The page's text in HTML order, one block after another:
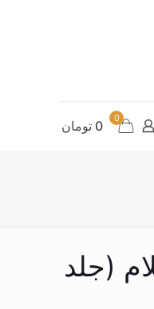
0 0 تومان
(جلد